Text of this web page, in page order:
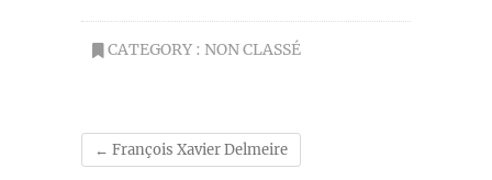
CATEGORY : NON CLASSÉ
← François Xavier Delmeire